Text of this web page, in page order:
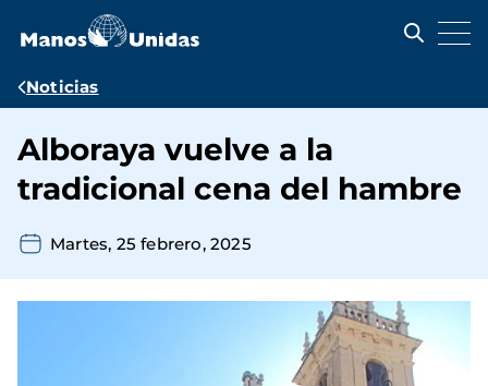
contenido
Ruta
navegación
Noticias
Alboraya vuelve a la
tradicional cena del hambre
Martes, 25 febrero, 2025